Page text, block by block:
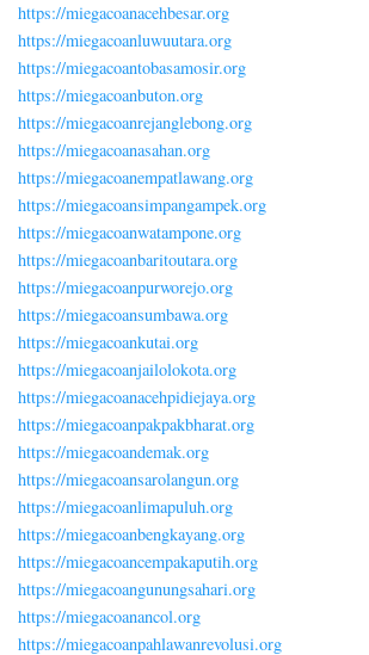
https://miegacoanacehbesar.org
https://miegacoanluwuutara.org
https://miegacoantobasamosir.org
https://miegacoanbuton.org
https://miegacoanrejanglebong.org
https://miegacoanasahan.org
https://miegacoanempatlawang.org
https://miegacoansimpangampek.org
https://miegacoanwatampone.org
https://miegacoanbaritoutara.org
https://miegacoanpurworejo.org
https://miegacoansumbawa.org
https://miegacoankutai.org
https://miegacoanjailolokota.org
https://miegacoanacehpidiejaya.org
https://miegacoanpakpakbharat.org
https://miegacoandemak.org
https://miegacoansarolangun.org
https://miegacoanlimapuluh.org
https://miegacoanbengkayang.org
https://miegacoancempakaputih.org
https://miegacoangunungsahari.org
https://miegacoanancol.org
https://miegacoanpahlawanrevolusi.org